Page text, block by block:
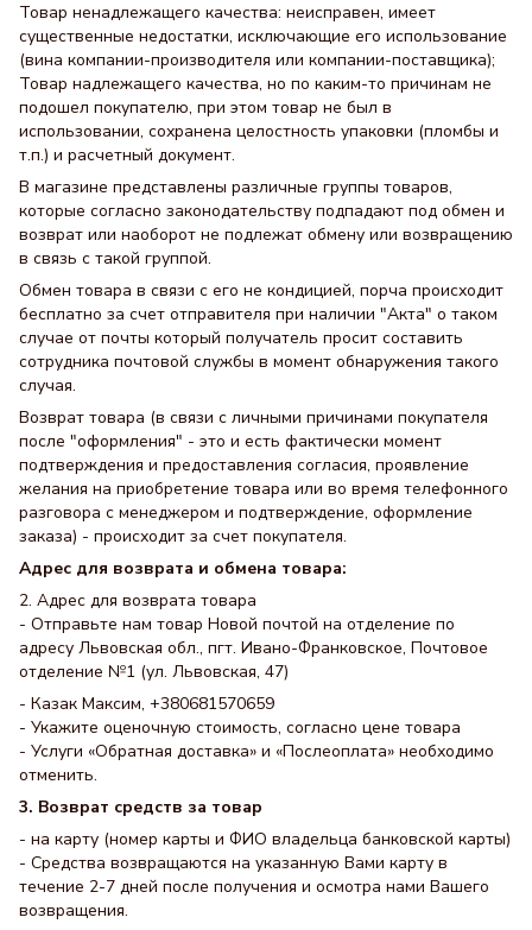
Товар ненадлежащего качества: неисправен, имеет
существенные недостатки, исключающие его использование
(вина компании-производителя или компании-поставщика);
Товар надлежащего качества, но по каким-то причинам не
подошел покупателю, при этом товар не был в
использовании, сохранена целостность упаковки (пломбы и
т.п.) и расчетный документ.
В магазине представлены различные группы товаров,
которые согласно законодательству подпадают под обмен и
возврат или наоборот не подлежат обмену или возвращению
в связь с такой группой.
Обмен товара в связи с его не кондицией, порча происходит
бесплатно за счет отправителя при наличии "Акта" о таком
случае от почты который получатель просит составить
сотрудника почтовой службы в момент обнаружения такого
случая.
Возврат товара (в связи с личными причинами покупателя
после "оформления" - это и есть фактически момент
подтверждения и предоставления согласия, проявление
желания на приобретение товара или во время телефонного
разговора с менеджером и подтверждение, оформление
заказа) - происходит за счет покупателя.
Адрес для возврата и обмена товара:
2. Адрес для возврата товара
- Отправьте нам товар Новой почтой на отделение по
адресу Львовская обл., пгт. Ивано-Франковское, Почтовое
отделение №1 (ул. Львовская, 47)
- Казак Максим, +380681570659
- Укажите оценочную стоимость, согласно цене товара
- Услуги «Обратная доставка» и «Послеоплата» необходимо
отменить.
3. Возврат средств за товар
- на карту (номер карты и ФИО владельца банковской карты)
- Средства возвращаются на указанную Вами карту в
течение 2-7 дней после получения и осмотра нами Вашего
возвращения.